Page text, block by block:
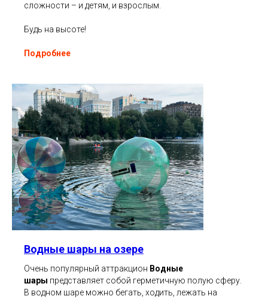
сложности – и детям, и взрослым.
Будь на высоте!
Подробнее
Водные шары на озере
Очень популярный аттракцион Водные
шары представляет собой герметичную полую сферу.
В водном шаре можно бегать, ходить, лежать на